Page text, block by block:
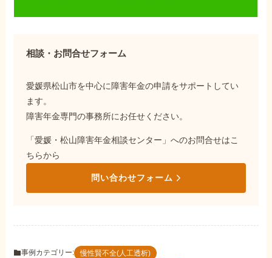
相談・お問合せフォーム
愛媛県松山市を中心に障害年金の申請をサポートしてい
ます。
障害年金専門の事務所にお任せください。
「愛媛・松山障害年金相談センター」へのお問合せはこ
ちらから
問い合わせフォーム
事例カテゴリー:
慢性賢不全(人工透析)